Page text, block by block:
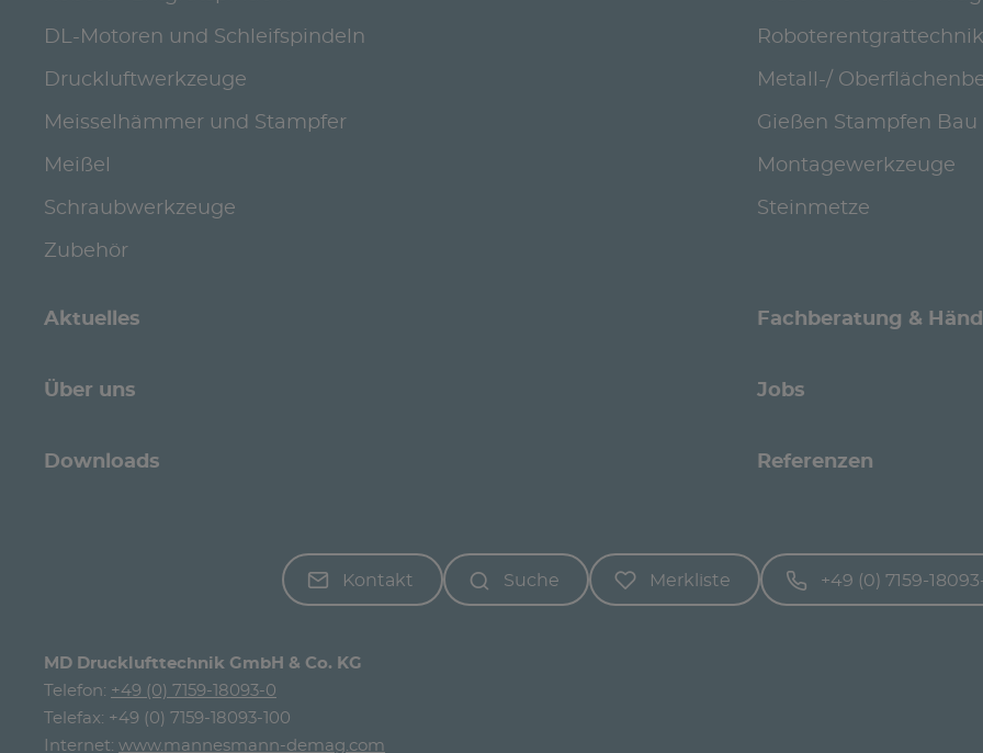
DL-Motoren und Schleifspindeln
Druckluftwerkzeuge
Meisselhämmer und Stampfer
Meißel
Schraubwerkzeuge
Zubehör
Roboterentgrattechnik
Metall-/
Gießen Stampfen
Montagewerkzeuge
Steinmetze
Aktuelles Fachberatung &
Über uns Jobs
Downloads Referenzen
Kontakt Suche Merkliste +49 (0) 7159-
MD Drucklufttechnik GmbH & Co. KG
Telefon: +49 (0) 7159-18093-0
Telefax: +49 (0) 7159-18093-100
Internet: www.mannesmann-demag.com